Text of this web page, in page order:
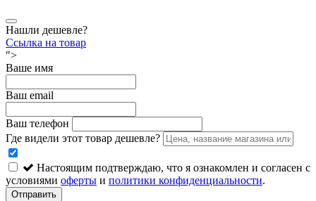
Нашли дешевле?
Ссылка на товар
">
Ваше имя
Ваш email
Ваш телефон
Где видели этот товар дешевле?
Настоящим подтверждаю, что я ознакомлен и согласен с
условиями оферты и политики конфиденциальности.
Отправить